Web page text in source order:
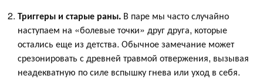
Триггеры и старые раны. В паре мы часто случайно
наступаем на «болевые точки» друг друга, которые
остались еще из детства. Обычное замечание может
срезонировать с древней травмой отвержения, вызывая
неадекватную по силе вспышку гнева или уход в себя.